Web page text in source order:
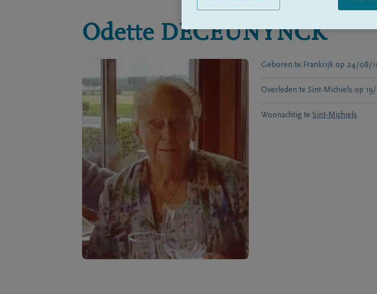
Odette DECEUNYNCK
Geboren te Frankrijk op 24/08/
Overleden te Sint-Michiels op
Woonachtig te Sint-Michiels